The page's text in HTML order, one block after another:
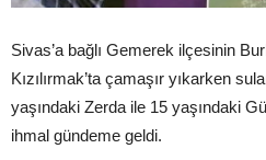
Sivas’a bağlı Gemerek ilçesinin
Kızılırmak’ta çamaşır yıkarken
yaşındaki Zerda ile 15 yaşındaki
ihmal gündeme geldi.